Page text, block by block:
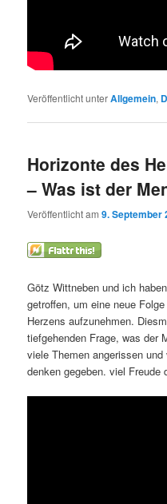
Veröffentlicht unterAllgemein,
Horizonte des
– Was ist der
Veröffentlicht am9. September
Götz Wittneben und ich
getroffen, um eine neue
Herzens aufzunehmen.
tiefgehenden Frage, was der
viele Themen angerissen
denken gegeben. viel Freude